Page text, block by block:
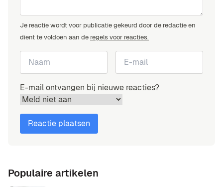
Je reactie wordt voor publicatie gekeurd door de redactie en
dient te voldoen aan de regels voor reacties.
E-mail ontvangen bij nieuwe reacties?
Populaire artikelen